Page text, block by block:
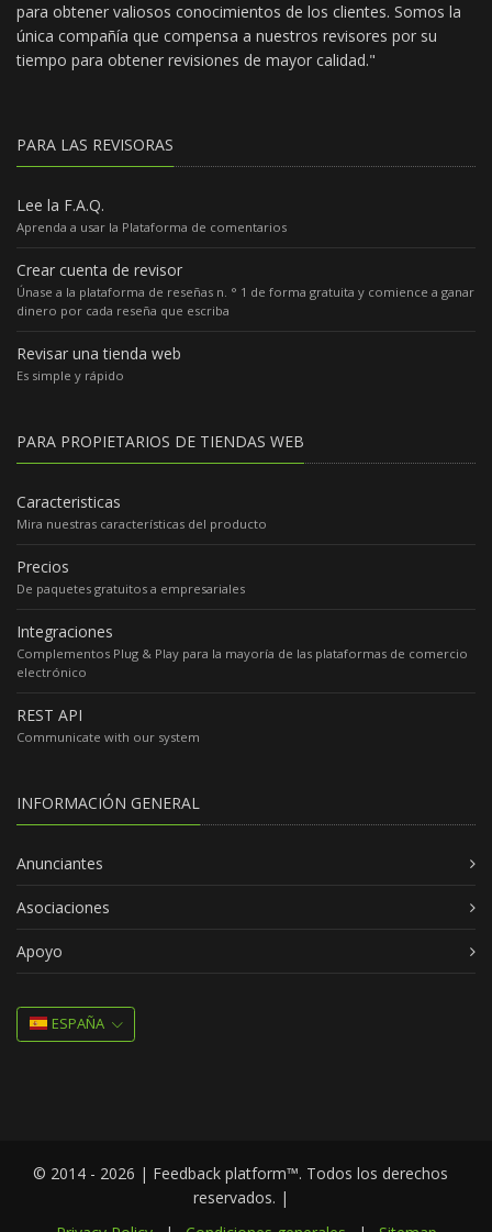
para obtener valiosos conocimientos de los clientes. Somos la
única compañía que compensa a nuestros revisores por su
tiempo para obtener revisiones de mayor calidad."
PARA LAS REVISORAS
Lee la F.A.Q.
Aprenda a usar la Plataforma de comentarios
Crear cuenta de revisor
Únase a la plataforma de reseñas n. ° 1 de forma gratuita y comience a ganar
dinero por cada reseña que escriba
Revisar una tienda web
Es simple y rápido
PARA PROPIETARIOS DE TIENDAS WEB
Caracteristicas
Mira nuestras características del producto
Precios
De paquetes gratuitos a empresariales
Integraciones
Complementos Plug & Play para la mayoría de las plataformas de comercio
electrónico
REST API
Communicate with our system
INFORMACIÓN GENERAL
Anunciantes
Asociaciones
Apoyo
ESPAÑA
© 2014 - 2026 | Feedback platform™. Todos los derechos
reservados. |